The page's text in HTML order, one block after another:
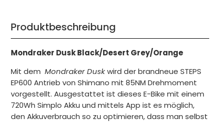
Produktbeschreibung
Mondraker Dusk Black/Desert Grey/Orange
Mit dem Mondraker Duskwird der brandneue STEPS
EP600 Antrieb von Shimano mit 85NM Drehmoment
vorgestellt. Ausgestattet ist dieses E-Bike mit einem
720Wh Simplo Akku und mittels App ist es möglich,
den Akkuverbrauch so zu optimieren, dass man selbst